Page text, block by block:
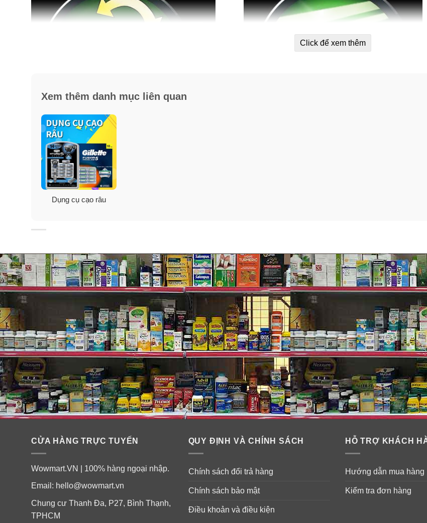
Dễ vệ sinh sau sử dụng: Sản phẩm rửa sạch bằng nước một cách dễ dàng sau khi sử dụng.
Tay cầm chống trơn trượt: Gillette Mach 3 Sensitive được thiết kế với tay cầm vừa vặn và lớp nhựa chống trơn
sử dụng.
Gillette là thương hiệu nổi tiếng của Mỹ với các sản phẩm dao cạo và kem tẩy lông. Các sản phẩm của
trên thế giới bởi chất lượng đảm bảo, thiết kế ấn tượng cùng sự không ngừng sáng tạo và hoàn thiện các sản
thông qua sự sáng tạo và giữ vững địa vị là người dẫn đầu trong thị trường hàng tiêu dùng.
Click để xem thêm
Xem thêm danh mục liên quan
Dụng cụ cạo râu
CỬA HÀNG TRỰC TUYẾN
Wowmart.VN | 100% hàng ngoại nhập.
Email: hello@wowmart.vn
Chung cư Thanh Đa, P27, Bình Thạnh,
TPHCM
QUY ĐỊNH VÀ CHÍNH SÁCH
Chính sách đổi trả hàng
Chính sách bảo mật
Điều khoản và điều kiện
HỖ TRỢ KHÁCH
Hướng dẫn mua hàng
Kiểm tra đơn hàng